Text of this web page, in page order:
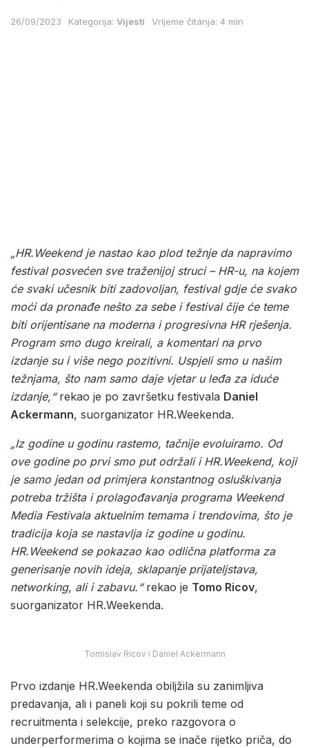
26/09/2023 Kategorija: Vijesti Vrijeme čitanja: 4 min
„HR.Weekend je nastao kao plod težnje da napravimo
festival posvećen sve traženijoj struci – HR-u, na kojem
će svaki učesnik biti zadovoljan, festival gdje će svako
moći da pronađe nešto za sebe i festival čije će teme
biti orijentisane na moderna i progresivna HR rješenja.
Program smo dugo kreirali, a komentari na prvo
izdanje su i više nego pozitivni. Uspjeli smo u našim
težnjama, što nam samo daje vjetar u leđa za iduće
izdanje,“rekao je po završetku festivala Daniel
Ackermann, suorganizator HR.Weekenda.
„Iz godine u godinu rastemo, tačnije evoluiramo. Od
ove godine po prvi smo put održali i HR.Weekend, koji
je samo jedan od primjera konstantnog osluškivanja
potreba tržišta i prolagođavanja programa Weekend
Media Festivala aktuelnim temama i trendovima, što je
tradicija koja se nastavlja iz godine u godinu.
HR.Weekend se pokazao kao odlična platforma za
generisanje novih ideja, sklapanje prijateljstava,
networking, ali i zabavu.“rekao je Tomo Ricov,
suorganizator HR.Weekenda.
Tomislav Ricov i Daniel Ackermann
Prvo izdanje HR.Weekenda obiljžila su zanimljiva
predavanja, ali i paneli koji su pokrili teme od
recruitmenta i selekcije, preko razgovora o
underperformerima o kojima se inače rijetko priča, do